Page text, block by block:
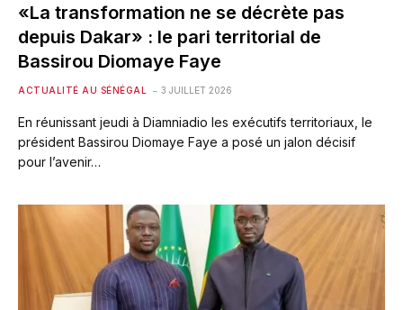
«La transformation ne se décrète pas
depuis Dakar» : le pari territorial de
Bassirou Diomaye Faye
ACTUALITÉ AU SÉNÉGAL 3 JUILLET 2026
En réunissant jeudi à Diamniadio les exécutifs territoriaux, le
président Bassirou Diomaye Faye a posé un jalon décisif
pour l’avenir…